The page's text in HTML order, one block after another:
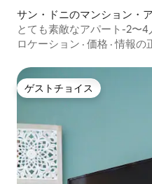
サン・ドニのマンション・
とても素敵なアパート-2〜
ロケーション · 価格 ·情報の
ゲストチョイス
ゲストチョイス